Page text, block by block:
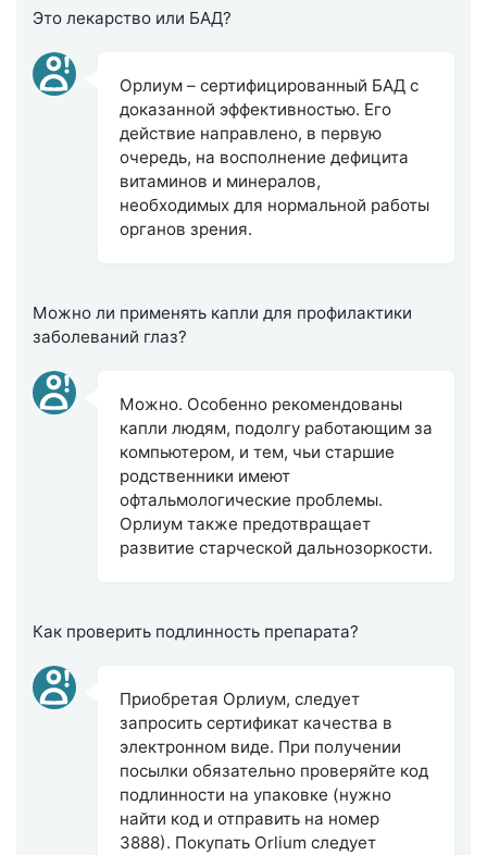
Это лекарство или БАД?
Орлиум – сертифицированный БАД с
доказанной эффективностью. Его
действие направлено, в первую
очередь, на восполнение дефицита
витаминов и минералов,
необходимых для нормальной работы
органов зрения.
Можно ли применять капли для профилактики
заболеваний глаз?
Можно. Особенно рекомендованы
капли людям, подолгу работающим за
компьютером, и тем, чьи старшие
родственники имеют
офтальмологические проблемы.
Орлиум также предотвращает
развитие старческой дальнозоркости.
Как проверить подлинность препарата?
Приобретая Орлиум, следует
запросить сертификат качества в
электронном виде. При получении
посылки обязательно проверяйте код
подлинности на упаковке (нужно
найти код и отправить на номер
3888). Покупать Orlium следует